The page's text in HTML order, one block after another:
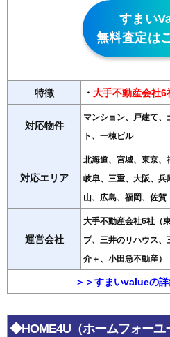
すまい
無料査定は
特徴 ・ 大手不動産会社6
対応物件
マンション、戸建て
ト、一棟ビル
対応エリア
北海道、宮城、東京、
岐阜、三重、大阪、兵
山、広島、福岡、佐賀
運営会社
大手不動産会社6社（
プ、三井のリハウス
介＋、小田急不動産）
＞＞すまいvalueの
◆HOME4U（ホームフォーユ